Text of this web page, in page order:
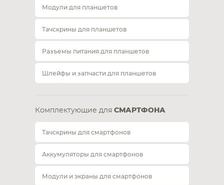
Модули для планшетов
Тачскрины для планшетов
Разъемы питания для планшетов
Шлейфы и запчасти для планшетов
Комплектующие для СМАРТФОНА
Тачскрины для смартфонов
Аккумуляторы для смартфонов
Модули и экраны для смартфонов